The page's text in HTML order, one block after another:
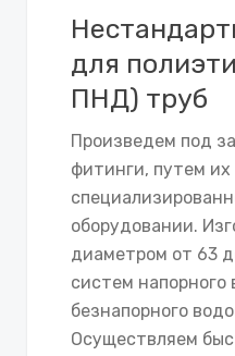
для
ПНД) труб
Произведем под
фитинги, путем их
оборудовании.
диаметром от 63
систем
безнапорного
Осуществляем